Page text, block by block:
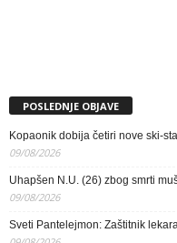
POSLEDNJE OBJAVE
Kopaonik dobija četiri nove ski-
09/08/2026
Uhapšen N.U. (26) zbog smrti
09/08/2026
Sveti Pantelejmon: Zaštitnik